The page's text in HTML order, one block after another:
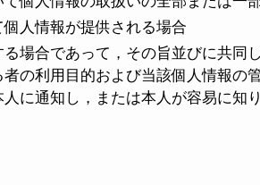
人情報が提供される場合
場合であって，その旨並びに共同
の利用目的および当該個人情報の
に通知し，または本人が容易に知